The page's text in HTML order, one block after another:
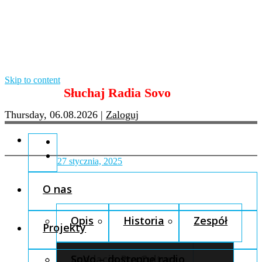
Skip to content
Słuchaj Radia Sovo
Thursday, 06.08.2026 | Zaloguj
O nas
Opis Historia Zespół
Fundacja Pro Cultura
Projekty
SoVo – dostępne radio
27 stycznia, 2025